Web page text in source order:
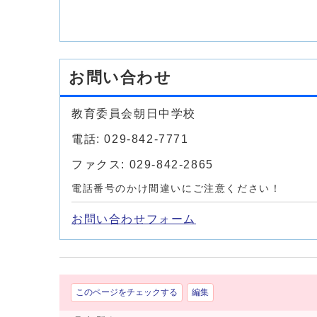
お問い合わせ
教育委員会朝日中学校
電話: 029-842-7771
ファクス: 029-842-2865
電話番号のかけ間違いにご注意ください！
お問い合わせフォーム
このページをチェックする 編集